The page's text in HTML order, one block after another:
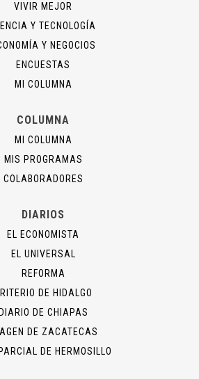
VIVIR MEJOR
Y TECNOLOGÍA
Y NEGOCIOS
ENCUESTAS
MI COLUMNA
COLUMNA
MI COLUMNA
MIS PROGRAMAS
COLABORADORES
DIARIOS
EL ECONOMISTA
EL UNIVERSAL
REFORMA
DE HIDALGO
DIARIO DE CHIAPAS
DE ZACATECAS
DE HERMOSILLO